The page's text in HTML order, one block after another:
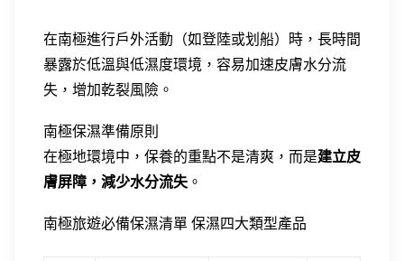
在南極進行戶外活動（如登陸或划船）時，長時間
暴露於低溫與低濕度環境，容易加速皮膚水分流
失，增加乾裂風險。
南極保濕準備原則
在極地環境中，保養的重點不是清爽，而是建立皮
膚屏障，減少水分流失 。
南極旅遊必備保濕清單 保濕四大類型產品